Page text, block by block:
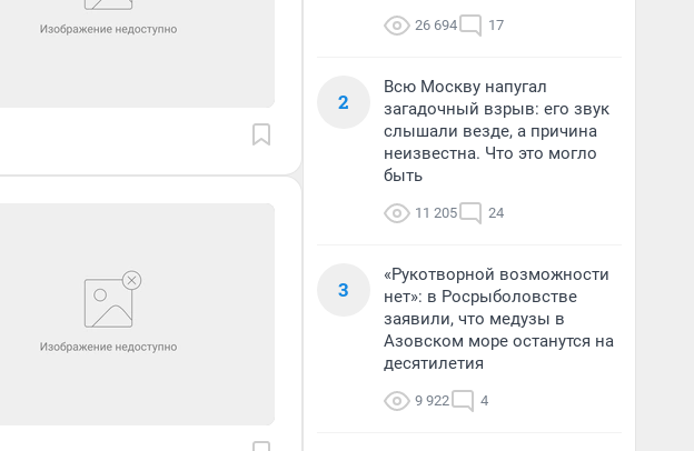
26 694 17
2
Всю Москву напугал
загадочный взрыв: его звук
слышали везде, а причина
неизвестна. Что это могло
быть
11 205 24
3
«Рукотворной возможности
нет»: в Росрыболовстве
заявили, что медузы в
Азовском море останутся на
десятилетия
9 922 4